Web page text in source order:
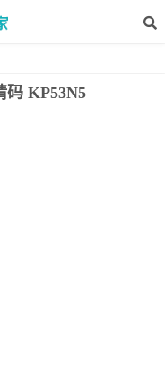
码 KP53N5